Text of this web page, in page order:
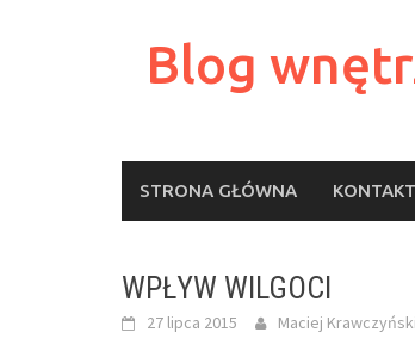
Blog
STRONA GŁÓWNA KONTAKT
WPŁYW WILGOCI
27 lipca 2015 Maciej Krawczyński